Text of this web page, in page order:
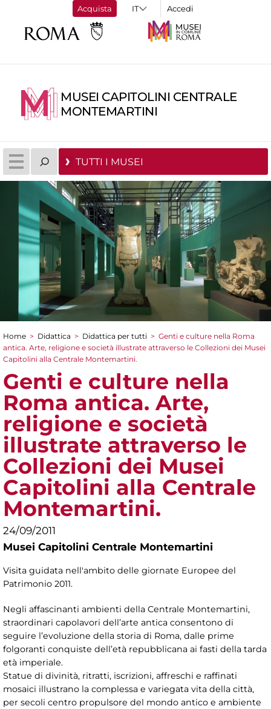
Acquista Accedi
MUSEI CAPITOLINI CENTRALE
MONTEMARTINI
TUTTI I MUSEI
Tu sei qui
Home > Didattica > Didattica per tutti > Genti e culture nella Roma
antica. Arte, religione e società illustrate attraverso le Collezioni dei Musei
Capitolini alla Centrale Montemartini.
Genti e culture nella
Roma antica. Arte,
religione e società
illustrate attraverso le
Collezioni dei Musei
Capitolini alla Centrale
Montemartini.
24/09/2011
Musei Capitolini Centrale Montemartini
Visita guidata nell'ambito delle giornate Europee del
Patrimonio 2011.
Negli affascinanti ambienti della Centrale Montemartini,
straordinari capolavori dell’arte antica consentono di
seguire l’evoluzione della storia di Roma, dalle prime
folgoranti conquiste dell’età repubblicana ai fasti della tarda
età imperiale.
Statue di divinità, ritratti, iscrizioni, affreschi e raffinati
mosaici illustrano la complessa e variegata vita della città,
per secoli centro propulsore del mondo antico e ambiente